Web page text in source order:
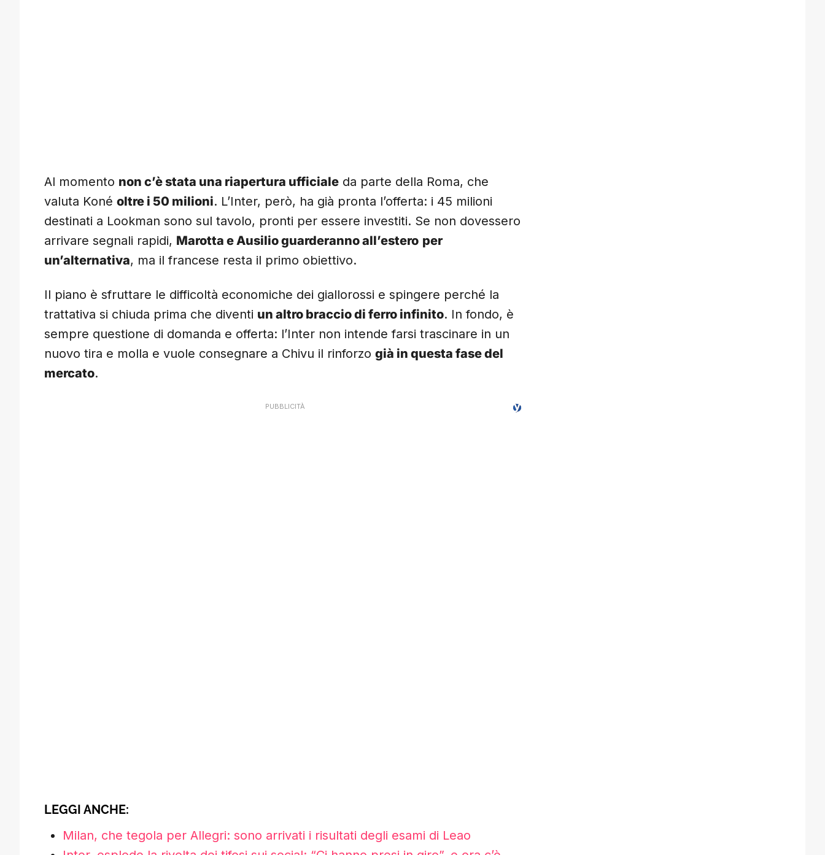
Al momento non c’è stata una riapertura ufficiale da parte della Roma, che
valuta Koné oltre i 50 milioni. L’Inter, però, ha già pronta l’offerta: i 45 milioni
destinati a Lookman sono sul tavolo, pronti per essere investiti. Se non dovessero
arrivare segnali rapidi, Marotta e Ausilio guarderanno all’estero per
un’alternativa, ma il francese resta il primo obiettivo.
Il piano è sfruttare le difficoltà economiche dei giallorossi e spingere perché la
trattativa si chiuda prima che diventi un altro braccio di ferro infinito. In fondo, è
sempre questione di domanda e offerta: l’Inter non intende farsi trascinare in un
nuovo tira e molla e vuole consegnare a Chivu il rinforzo già in questa fase del
mercato.
LEGGI ANCHE:
Milan, che tegola per Allegri: sono arrivati i risultati degli esami di Leao